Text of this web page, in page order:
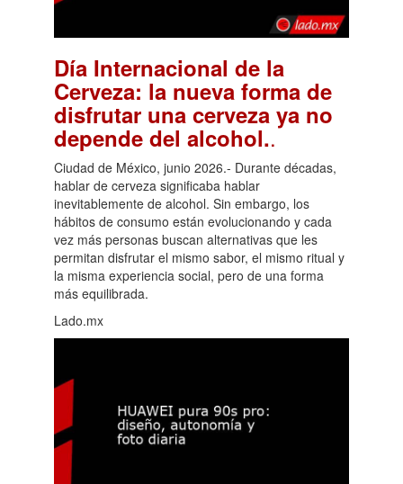
Día Internacional de la
Cerveza: la nueva forma de
disfrutar una cerveza ya no
depende del alcohol..
Ciudad de México, junio 2026.- Durante décadas,
hablar de cerveza significaba hablar
inevitablemente de alcohol. Sin embargo, los
hábitos de consumo están evolucionando y cada
vez más personas buscan alternativas que les
permitan disfrutar el mismo sabor, el mismo ritual y
la misma experiencia social, pero de una forma
más equilibrada.
Lado.mx